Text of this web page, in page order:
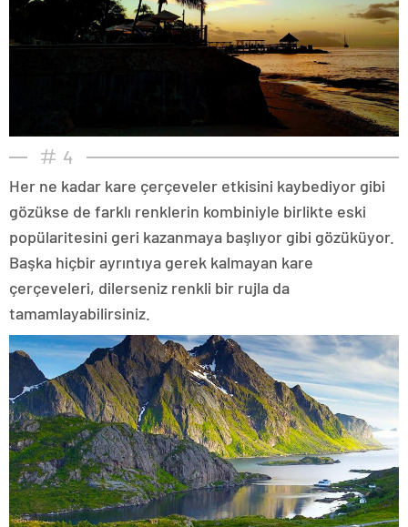
4
Her ne kadar kare çerçeveler etkisini kaybediyor gibi
gözükse de farklı renklerin kombiniyle birlikte eski
popülaritesini geri kazanmaya başlıyor gibi gözüküyor.
Başka hiçbir ayrıntıya gerek kalmayan kare
çerçeveleri, dilerseniz renkli bir rujla da
tamamlayabilirsiniz.